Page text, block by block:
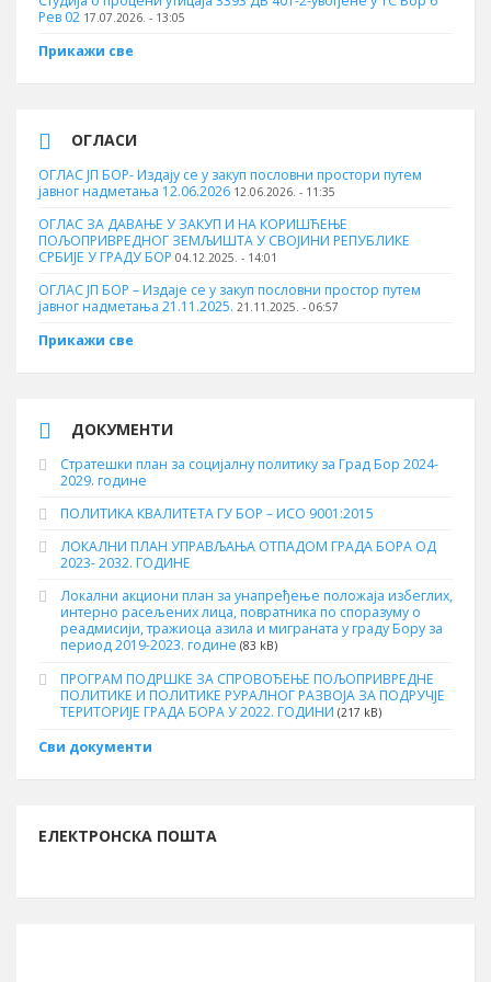
Рев 02 17.07.2026. - 13:05
Прикажи све
ОГЛАСИ
ОГЛАС ЈП БОР- Издају се у закуп пословни простори путем
јавног надметања 12.06.2026 12.06.2026. - 11:35
ОГЛАС ЗА ДАВАЊЕ У ЗАКУП И НА КОРИШЋЕЊЕ
ПОЉОПРИВРЕДНОГ ЗЕМЉИШТА У СВОЈИНИ РЕПУБЛИКЕ
СРБИЈЕ У ГРАДУ БОР 04.12.2025. - 14:01
ОГЛАС ЈП БОР – Издаје се у закуп пословни простор путем
јавног надметања 21.11.2025. 21.11.2025. - 06:57
Прикажи све
ДОКУМЕНТИ
Стратешки план за социјалну политику за Град Бор 2024-
2029. године
ПОЛИТИКА КВАЛИТЕТА ГУ БОР – ИСО 9001:2015
ЛОКАЛНИ ПЛАН УПРАВЉАЊА ОТПАДОМ ГРАДА БОРА ОД
2023- 2032. ГОДИНЕ
Локални акциони план за унапређење положаја избеглих,
интерно расељених лица, повратника по споразуму о
реадмисији, тражиоца азила и миграната у граду Бору за
период 2019-2023. године (83 kB)
ПРОГРАМ ПОДРШКЕ ЗА СПРОВОЂЕЊЕ ПОЉОПРИВРЕДНЕ
ПОЛИТИКЕ И ПОЛИТИКЕ РУРАЛНОГ РАЗВОЈА ЗА ПОДРУЧЈЕ
ТЕРИТОРИЈЕ ГРАДА БОРА У 2022. ГОДИНИ (217 kB)
Сви документи
ЕЛЕКТРОНСКА ПОШТА